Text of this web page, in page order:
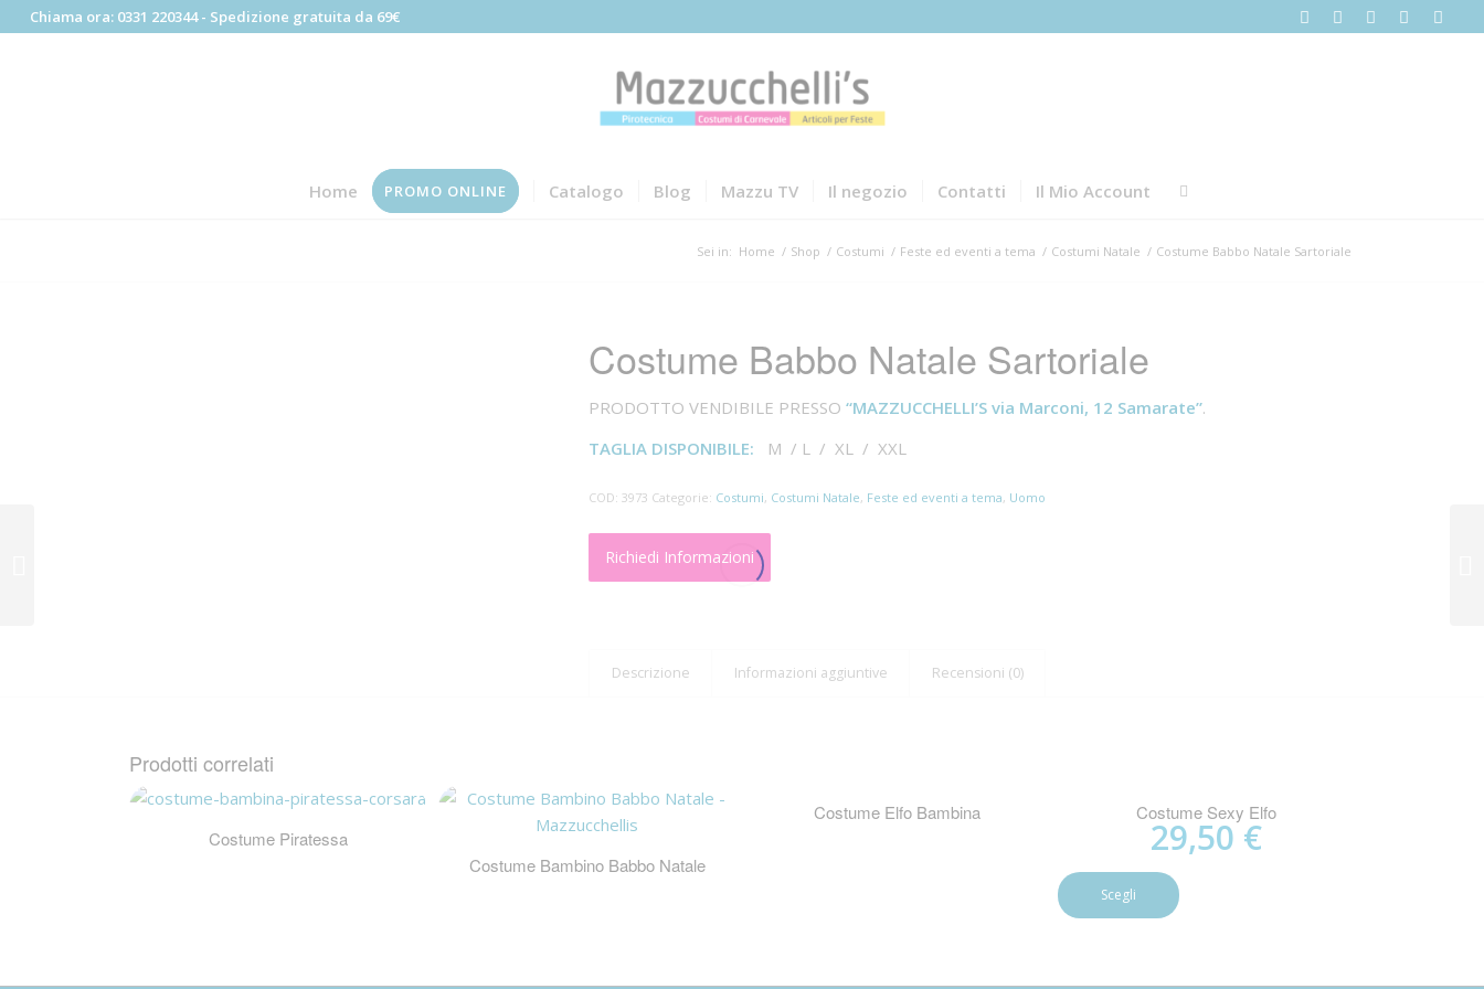
Chiama ora: 0331 220344- Spedizione gratuita da 69€
Home PROMO ONLINE Catalogo Blog Mazzu TV Il negozio Contatti Il Mio Account
Sei in: Home / Shop / Costumi / Feste ed eventi a tema / Costumi Natale / Costume Babbo Natale Sartoriale
Costume Babbo Natale Sartoriale
PRODOTTO VENDIBILE PRESSO“MAZZUCCHELLI’S via Marconi, 12 Samarate”.
TAGLIA DISPONIBILE: M / L / XL / XXL
COD: 3973 Categorie: Costumi, Costumi Natale, Feste ed eventi a tema, Uomo
Richiedi Informazioni
Descrizione Informazioni aggiuntive Recensioni (0)
Prodotti correlati
Costume Piratessa
Costume Bambino Babbo Natale
Costume Elfo Bambina Costume Sexy Elfo
29,50€
Scegli